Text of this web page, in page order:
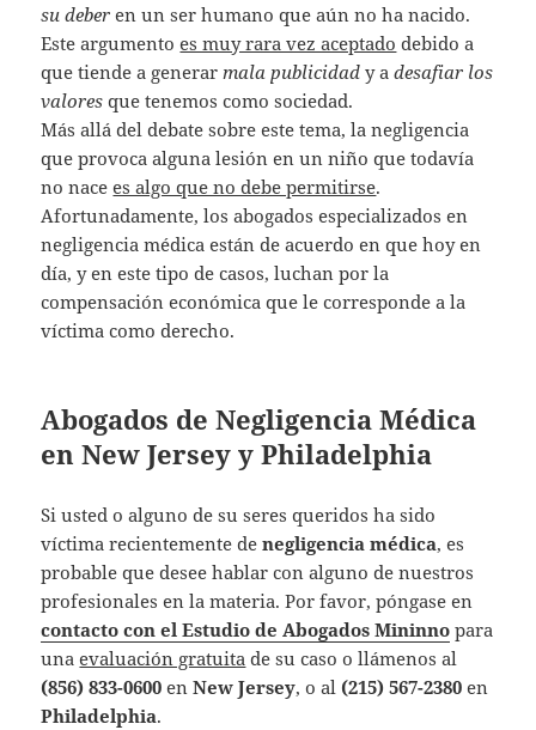
su deber en un ser humano que aún no ha nacido.
Este argumentoes muy rara vez aceptado debido a
que tiende a generarmala publicidad y adesafiar los
valores que tenemos como sociedad.
Más allá del debate sobre este tema, la negligencia
que provoca alguna lesión en un niño que todavía
no nacees algo que no debe permitirse.
Afortunadamente, los abogados especializados en
negligencia médica están de acuerdo en que hoy en
día, y en este tipo de casos, luchan por la
compensación económica que le corresponde a la
víctima como derecho.
Abogados de Negligencia Médica
en New Jersey y Philadelphia
Si usted o alguno de su seres queridos ha sido
víctima recientemente denegligencia médica, es
probable que desee hablar con alguno de nuestros
profesionales en la materia. Por favor, póngase en
contacto con el Estudio de Abogados Mininno para
unaevaluación gratuita de su caso o llámenos al
(856) 833-0600 enNew Jersey, o al (215) 567-2380 en
Philadelphia.